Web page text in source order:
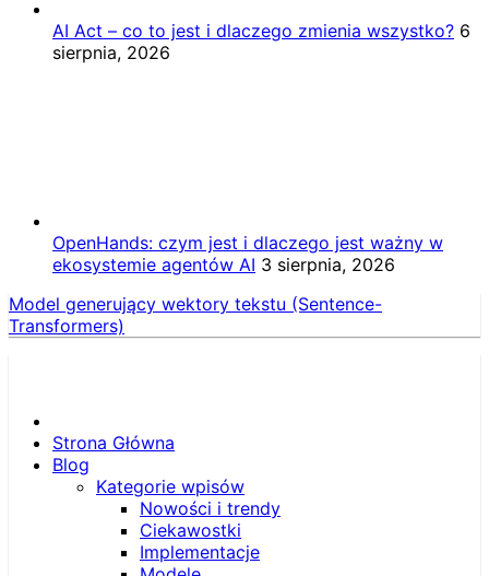
AI Act – co to jest i dlaczego zmienia wszystko? 6
sierpnia, 2026
OpenHands: czym jest i dlaczego jest ważny w
ekosystemie agentów AI 3 sierpnia, 2026
Model generujący wektory tekstu (Sentence-
Transformers)
Strona Główna
Blog
Kategorie wpisów
Nowości i trendy
Ciekawostki
Implementacje